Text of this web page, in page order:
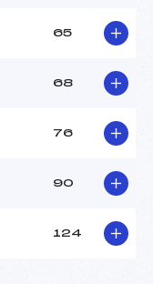
65
68
76
90
124